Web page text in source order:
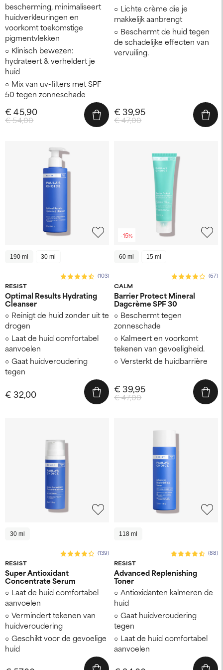
bescherming, minimaliseert
huidverkleuringen en
voorkomt toekomstige
pigmentvlekken
Klinisch bewezen:
hydrateert & verheldert je
huid
Mix van uv-filters met SPF
50 tegen zonneschade
€ 54,00
€ 45,90
Lichte crème die je
makkelijk aanbrengt
Beschermt de huid tegen
de schadelijke effecten van
vervuiling.
€ 47,00
€ 39,95
190 ml 30 ml
RESIST
(103)
Optimal Results Hydrating
Cleanser
Reinigt de huid zonder uit te
drogen
Laat de huid comfortabel
aanvoelen
Gaat huidveroudering
tegen
€ 32,00
-15%
60 ml 15 ml
CALM
(67)
Barrier Protect Mineral
Dagcrème SPF 30
Beschermt tegen
zonneschade
Kalmeert en voorkomt
tekenen van gevoeligheid.
Versterkt de huidbarrière
€ 47,00
€ 39,95
30 ml
RESIST
(139)
Super Antioxidant
Concentrate Serum
Laat de huid comfortabel
aanvoelen
Vermindert tekenen van
huidveroudering
Geschikt voor de gevoelige
huid
118 ml
RESIST
(88)
Advanced Replenishing
Toner
Antioxidanten kalmeren de
huid
Gaat huidveroudering
tegen
Laat de huid comfortabel
aanvoelen